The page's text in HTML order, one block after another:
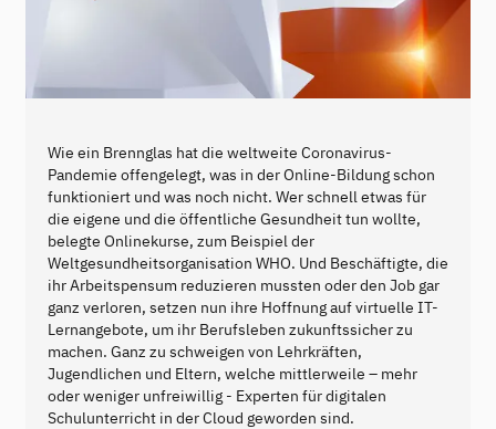
Wie ein Brennglas hat die weltweite Coronavirus-
Pandemie offengelegt, was in der Online-Bildung schon
funktioniert und was noch nicht. Wer schnell etwas für
die eigene und die öffentliche Gesundheit tun wollte,
belegte Onlinekurse, zum Beispiel der
Weltgesundheitsorganisation WHO. Und Beschäftigte, die
ihr Arbeitspensum reduzieren mussten oder den Job gar
ganz verloren, setzen nun ihre Hoffnung auf virtuelle IT-
Lernangebote, um ihr Berufsleben zukunftssicher zu
machen. Ganz zu schweigen von Lehrkräften,
Jugendlichen und Eltern, welche mittlerweile – mehr
oder weniger unfreiwillig - Experten für digitalen
Schulunterricht in der Cloud geworden sind.